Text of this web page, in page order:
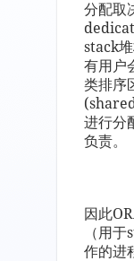
分配取
stack
有用户
类排序
进行分
负责。
因此
（用
作的进